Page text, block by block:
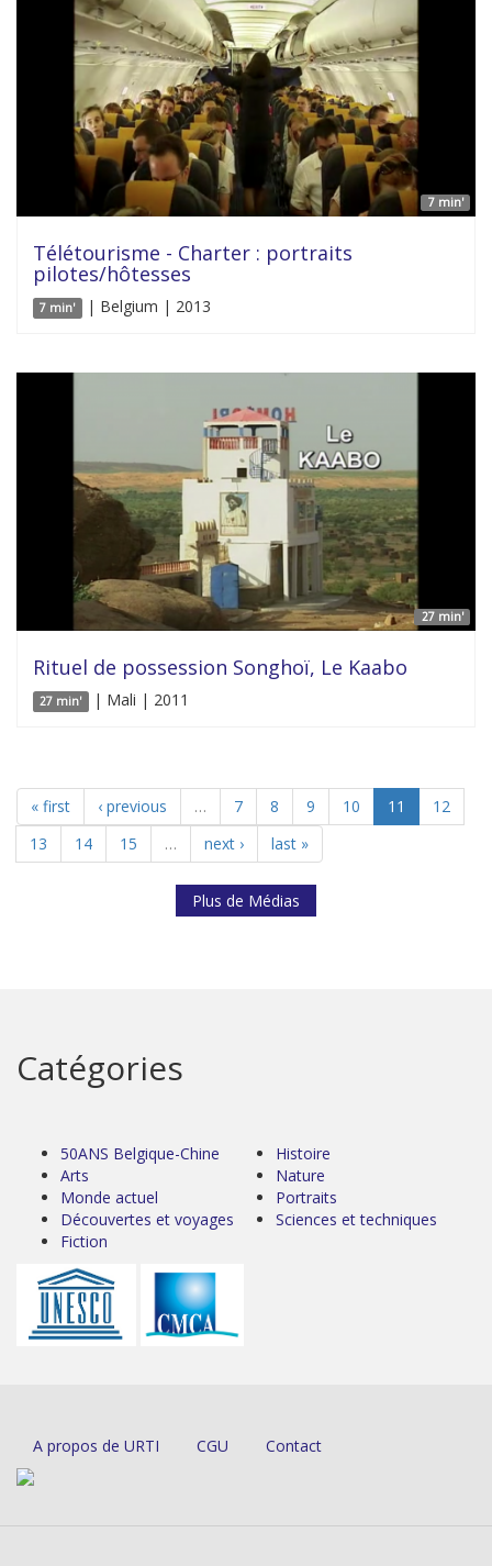
7 min'
Télétourisme - Charter : portraits
pilotes/hôtesses
7 min' | Belgium | 2013
27 min'
Rituel de possession Songhoï, Le Kaabo
27 min' | Mali | 2011
« first ‹ previous … 7 8 9 10 11
12
13
14 15 … next › last »
Plus de Médias
Catégories
50ANS Belgique-Chine
Arts
Monde actuel
Découvertes et voyages
Fiction
Histoire
Nature
Portraits
Sciences et techniques
A propos de URTI CGU Contact